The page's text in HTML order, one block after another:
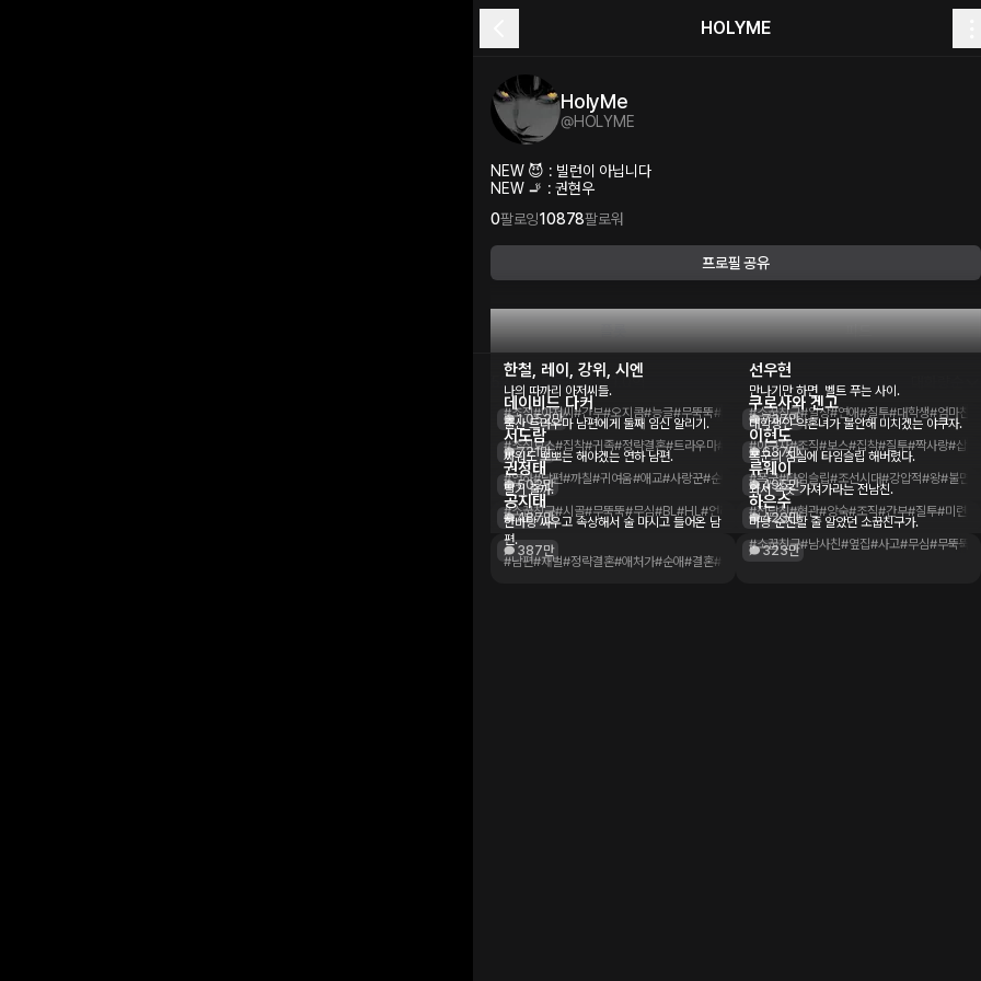
HOLYME
HolyMe
@HOLYME
NEW 😈 : 빌런이 아닙니다
NEW 🚬 : 권현우
0팔로잉10878팔로워
프로필 공유
플롯 피드
52개의 플롯 대화량 1.0억
1,052만
한철, 레이, 강위, 시엔
나의 따까리 아저씨들.
#조직#아저씨 #간부#오지콤#능글#무뚝뚝#싸가지#bl#hl#언리밋
737만
선우현
만나기만 하면, 벨트 푸는 사이.
#소꿉친구#일상#연애#질투#대학생#엄마친구
721만
데이비드 다커
출산 트라우마 남편에게 둘째 임신 알리기.
#조직보스#집착#귀족#정략결혼#트라우마#알리기 637만
쿠로사와 겐고
대학생인 약혼녀가 불안해 미치겠는 야쿠자.
#야쿠자#조직#보스#집착#질투#짝사랑#삽질
502만
서도람
싸워도 뽀뽀는 해야겠는 연하 남편.
#연하#남편#까칠#귀여움#애교#사랑꾼#순애 #모델#언리밋
495만
이현도
폭군의 침실에 타임슬립 해버렸다.
#폭군#타임슬립#조선시대#강압적#왕#불면증
487만
권정태
딸기 줄까.
#소꿉친구#시골#무뚝뚝#무심#BL#HL#언리밋 #일상423만
류웨이
와서 속옷 가져가라는 전남친.
#전남친#혐관#앙숙#조직#간부#질투#미련
387만
공지태
한바탕 싸우고 속상해서 술 마시고 들어온 남
편.
#남편#재벌#정략결혼#애처가#순애#결혼#hl
323만
하은수
마냥 순진할 줄 알았던 소꿉친구가.
#소꿉친구#남사친#옆집#사고#무심#무뚝뚝